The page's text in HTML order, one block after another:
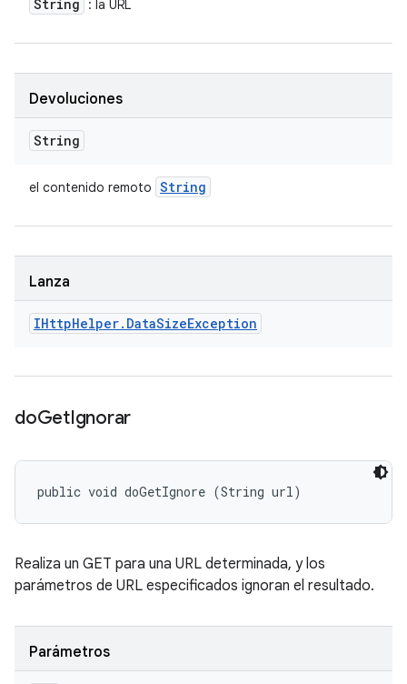
String : la URL
Devoluciones
String
el contenido remoto String
Lanza
IHttpHelper. DataSizeException
doGetIgnorar
public void doGetIgnore (String url)
Realiza un GET para una URL determinada, y los
parámetros de URL especificados ignoran el resultado.
Parámetros